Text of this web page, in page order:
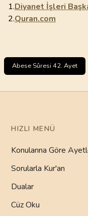
1.Diyanet İşleri
2.Quran.com
Abese Sûresi 42. Ayet
HIZLI MENÜ
Konularına Göre
Sorularla Kur'an
Dualar
Cüz Oku